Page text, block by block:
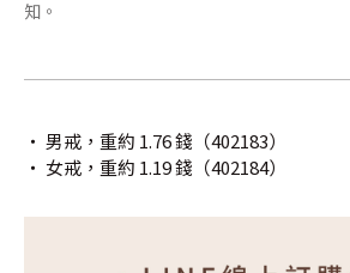
知。
‧ 男戒，重約 1.76 錢（402183）
‧ 女戒，重約 1.19 錢（402184）